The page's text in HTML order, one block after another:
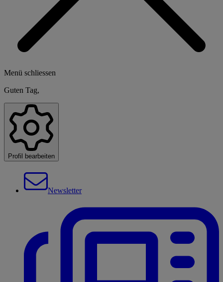
Menü schliessen
Guten Tag,
Profil bearbeiten
Newsletter